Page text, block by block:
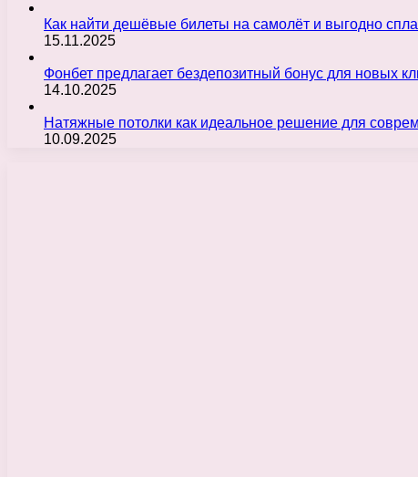
Как найти дешёвые билеты на самолёт и выгодно
15.11.2025
Фонбет предлагает бездепозитный бонус для новых
14.10.2025
Натяжные потолки как идеальное решение для
10.09.2025